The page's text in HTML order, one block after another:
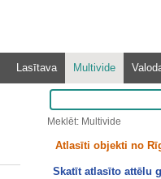
Lasītava Multivide
Meklēt: Multivide
Atlasīti objekti no
Skatīt atlasīto attēlu